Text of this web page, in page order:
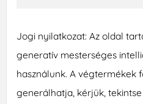
Jogi nyilatkozat: Az oldal
generatív mesterséges
használunk. A végtermékek
generálhatja, kérjük,